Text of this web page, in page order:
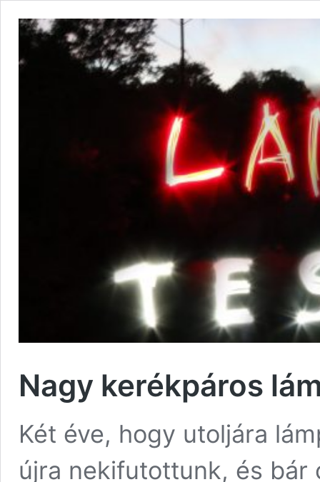
Nagy kerékpáros
Két éve, hogy utoljára
újra nekifutottunk, és bár